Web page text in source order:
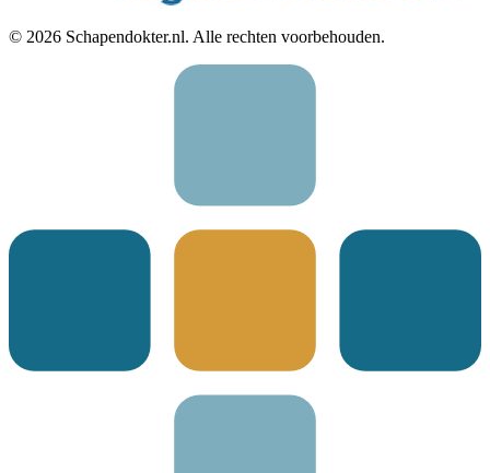
© 2026 Schapendokter.nl. Alle rechten voorbehouden.